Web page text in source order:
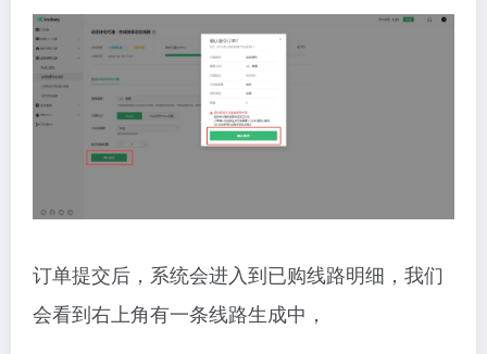
订单提交后，系统会进入到已购线路明细，我们
会看到右上角有一条线路生成中，